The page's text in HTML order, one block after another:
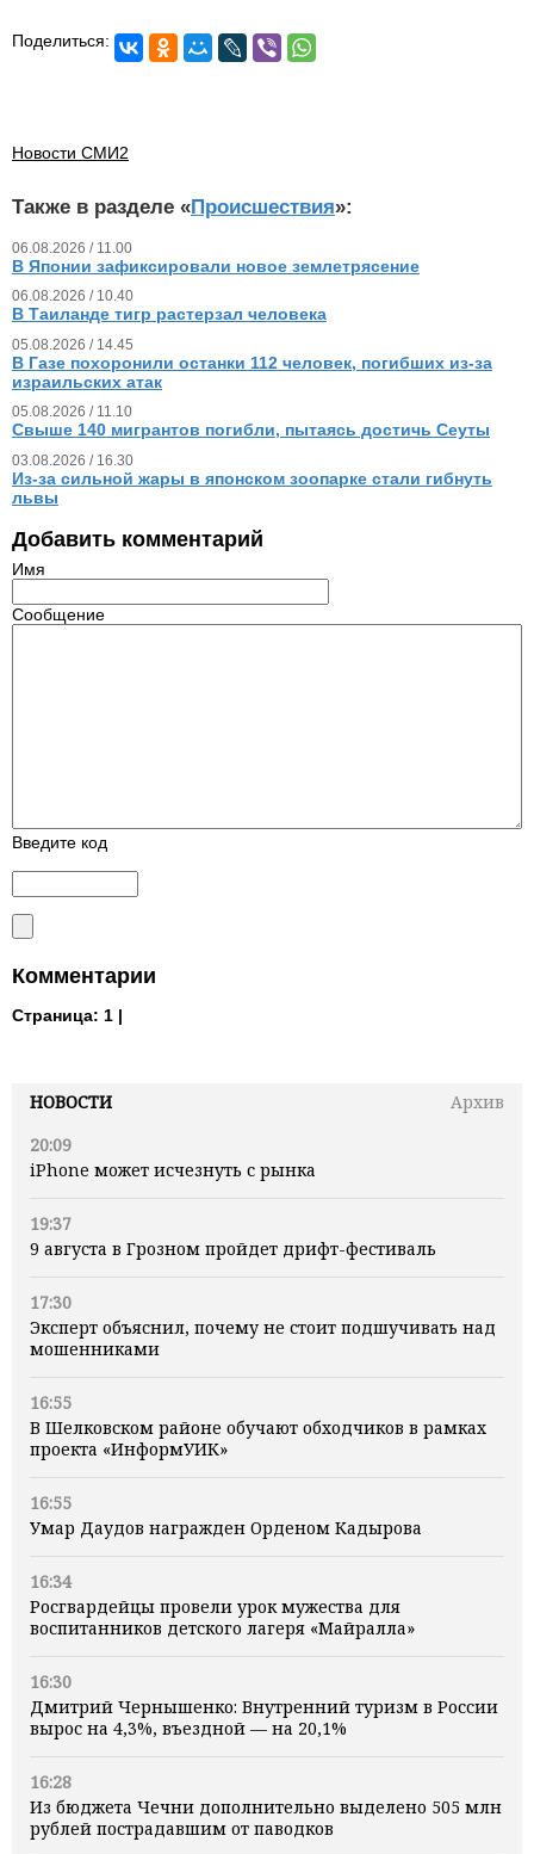
НОВОСТИ
Архив
20:09
iPhone может исчезнуть с рынка
19:37
9 августа в Грозном пройдет дрифт-фестиваль
17:30
Эксперт объяснил, почему не стоит подшучивать над
мошенниками
16:55
В Шелковском районе обучают обходчиков в рамках
проекта «ИнформУИК»
16:55
Умар Даудов награжден Орденом Кадырова
16:34
Росгвардейцы провели урок мужества для
воспитанников детского лагеря «Майралла»
16:30
Дмитрий Чернышенко: Внутренний туризм в России
вырос на 4,3%, въездной — на 20,1%
16:28
Из бюджета Чечни дополнительно выделено 505 млн
рублей пострадавшим от паводков
Поделиться:
Новости СМИ2
Также в разделе «Происшествия»:
06.08.2026 / 11.00
В Японии зафиксировали новое землетрясение
06.08.2026 / 10.40
В Таиланде тигр растерзал человека
05.08.2026 / 14.45
В Газе похоронили останки 112 человек, погибших из‑за
израильских атак
05.08.2026 / 11.10
Свыше 140 мигрантов погибли, пытаясь достичь Сеуты
03.08.2026 / 16.30
Из‑за сильной жары в японском зоопарке стали гибнуть
львы
Добавить комментарий
Имя
Сообщение
Введите код
Комментарии
Страница: 1 |